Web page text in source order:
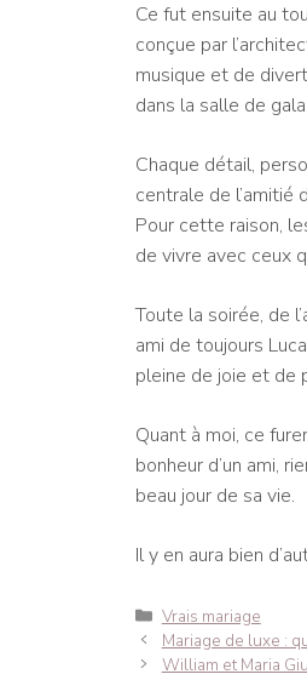
Ce fut ensuite au
conçue par
musique et de
dans la salle de
Chaque détail,
centrale de l’amitié
Pour cette raison,
de vivre avec ceux
Toute la soirée, de
ami de toujours
pleine de joie et de
Quant à moi, ce
bonheur d’un ami,
beau jour de sa vie.
Il y en aura bien
Catégories
Vrais mariage
Navigation
des
Mariage de luxe :
William et Maria